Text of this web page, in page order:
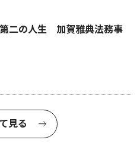
二の人生 加賀雅典法務事
見る